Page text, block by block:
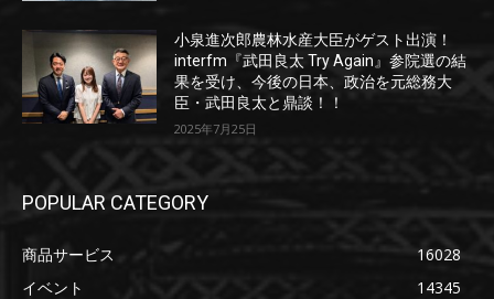
小泉進次郎農林水産大臣がゲスト出演！
interfm『武田良太 Try Again』参院選の結
果を受け、今後の日本、政治を元総務大
臣・武田良太と鼎談！！
2025年7月25日
POPULAR CATEGORY
商品サービス
16028
イベント
14345